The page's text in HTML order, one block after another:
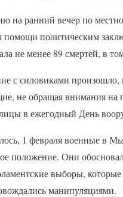
на ранний вечер по
помощи политическим
не менее 89 смертей, в
с силовиками произошло,
не обращая внимания на
в ежегодный День
1 февраля военные в
положение. Они
выборы,
манипуляциями.